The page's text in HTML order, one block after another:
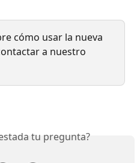
cómo usar la nueva
a nuestro
tu pregunta?